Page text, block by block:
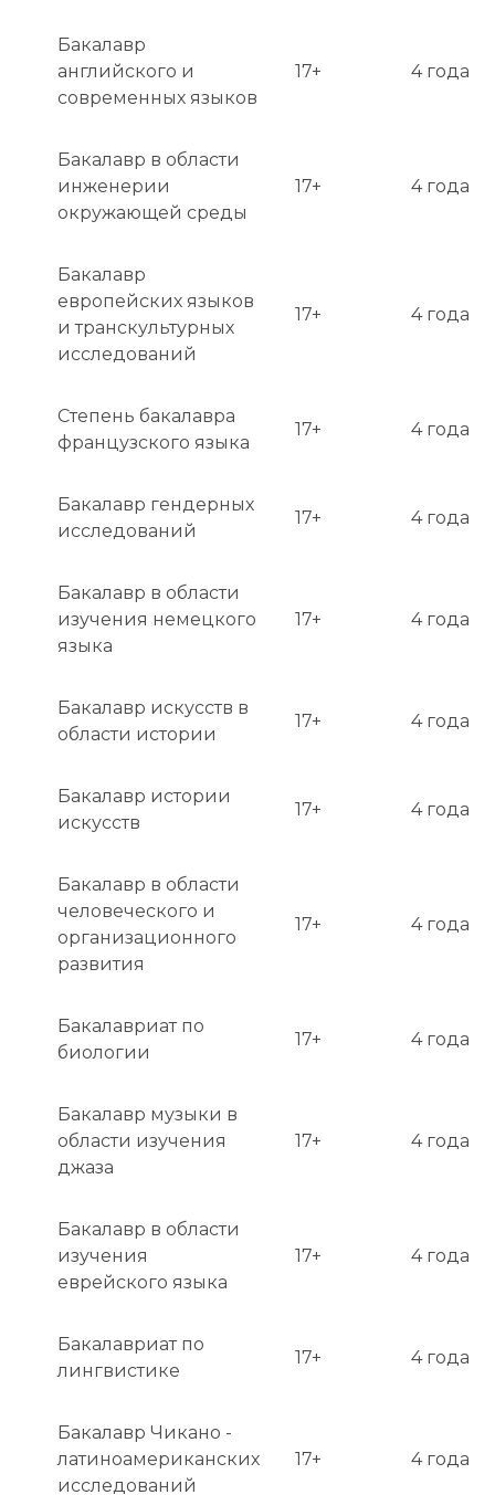
Бакалавр
английского и
современных языков
17+ 4 года
Бакалавр в области
инженерии
окружающей среды
17+ 4 года
Бакалавр
европейских языков
и транскультурных
исследований
17+ 4 года
Степень бакалавра
французского языка
17+ 4 года
Бакалавр гендерных
исследований
17+ 4 года
Бакалавр в области
изучения немецкого
языка
17+ 4 года
Бакалавр искусств в
области истории
17+ 4 года
Бакалавр истории
искусств
17+ 4 года
Бакалавр в области
человеческого и
организационного
развития
17+ 4 года
Бакалавриат по
биологии
17+ 4 года
Бакалавр музыки в
области изучения
джаза
17+ 4 года
Бакалавр в области
изучения
еврейского языка
17+ 4 года
Бакалавриат по
лингвистике
17+ 4 года
Бакалавр Чикано -
латиноамериканских
исследований
17+ 4 года